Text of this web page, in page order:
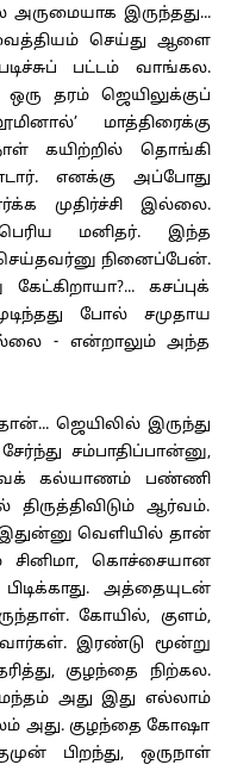
இருந்தது...
வைத்தியம் செய்து ஆளை
பட்டம் வாங்கல.
ஒரு தரம் ஜெயிலுக்குப்
மாத்திரைக்கு
கயிற்றில் தொங்கி
எனக்கு அப்போது
முதிர்ச்சி இல்லை.
மனிதர். இந்த
செய்தவர்னு நினைப்பேன்.
கசப்புக்
போல் சமுதாய
- என்றாலும் அந்த
ஜெயிலில் இருந்து
சம்பாதிப்பான்னு,
கல்யாணம் பண்ணி
ஆர்வம்.
இதுன்னு வெளியில் தான்
சினிமா, கொச்சையான
அத்தையுடன்
கோயில், குளம்,
இரண்டு மூன்று
குழந்தை நிற்கல.
அது இது எல்லாம்
அது. குழந்தை கோஷா
பிறந்து, ஒருநாள்